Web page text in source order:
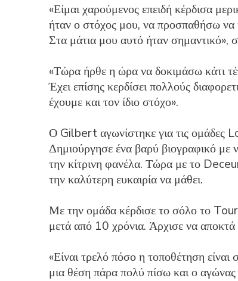
«Είμαι χαρούμενος επειδή κέρδισα
ήταν ο στόχος μου, να προσπαθήσω να
Στα μάτια μου αυτό ήταν σημαντικό»,
«Τώρα ήρθε η ώρα να δοκιμάσω κάτι
Έχει επίσης κερδίσει πολλούς
έχουμε και τον ίδιο στόχο».
Ο Gilbert αγωνίστηκε για τις ομάδες
Δημιούργησε ένα βαρύ βιογραφικό
την κίτρινη φανέλα. Τώρα με το
την καλύτερη ευκαιρία να μάθει.
Με την ομάδα κέρδισε το σόλο το
μετά από 10 χρόνια. Άρχισε να αποκτά
«Είναι τρελό πόσο η τοποθέτηση
μια θέση πάρα πολύ πίσω και ο αγώνας